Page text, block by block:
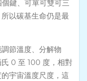
鍵、可單可雙可三
以碳基生命仍是最
節溫度、分解物
0 至 100 度，相對
宇宙溫度尺度，這